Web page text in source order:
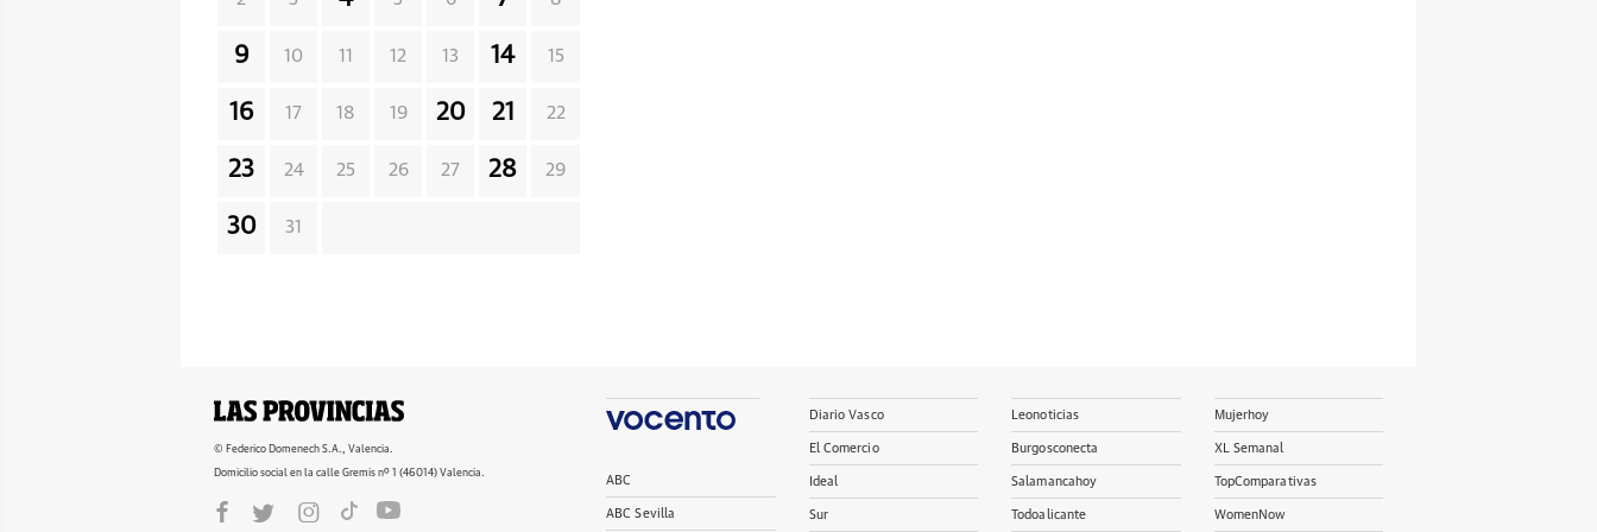
9 10 11 12 13 14 15
16 17 18 19 20 21 22
23 24 25 26 27 28 29
30 31
© Federico Domenech S.A., Valencia.
Domicilio social en la calle Gremis nº 1 (46014) Valencia.
ABC
ABC Sevilla
Diario Vasco
El Comercio
Ideal
Sur
Leonoticias
Burgosconecta
Salamancahoy
Todoalicante
Mujerhoy
XL Semanal
TopComparativas
WomenNow